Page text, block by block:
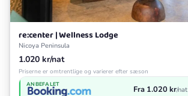
re:center | Wellness Lodge
Nicoya Peninsula
1.020 kr/nat
Priserne er omtrentlige og varierer efter sæson
ANBEFALET Fra 1.020 kr/nat